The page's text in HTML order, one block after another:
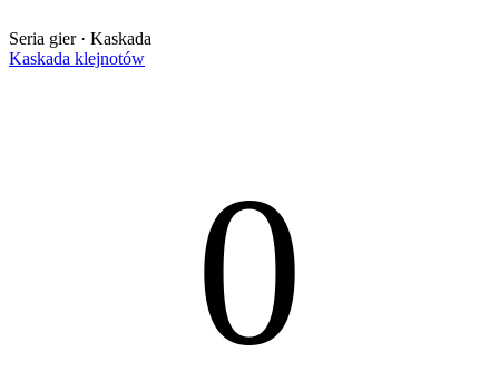
Seria gier · Kaskada
Kaskada klejnotów
0